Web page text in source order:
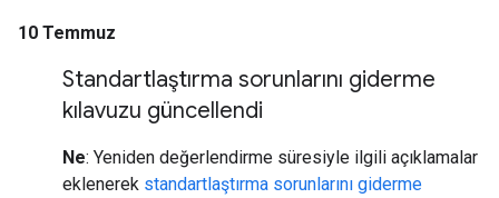
10 Temmuz
Standartlaştırma sorunlarını giderme
kılavuzu güncellendi
Ne: Yeniden değerlendirme süresiyle ilgili açıklamalar
eklenerek standartlaştırma sorunlarını giderme